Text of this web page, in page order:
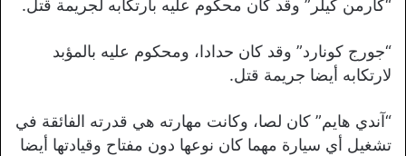
“كارمن كيلر” وقد كان محكوم عليه بارتكابه لجريمة قتل.
“جورج كونارد” وقد كان حدادا، ومحكوم عليه بالمؤبد
لارتكابه أيضا جريمة قتل.
“آندي هايم” كان لصا، وكانت مهارته هي قدرته الفائقة في
تشغيل أي سيارة مهما كان نوعها دون مفتاح وقيادتها أيضا